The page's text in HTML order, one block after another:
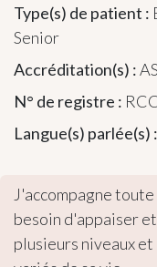
Type(s) de patient :
Senior
Accréditation(s) :
N° de registre :
Langue(s) parlée(s) :
J'accompagne
besoin d'appaiser
plusieurs niveaux